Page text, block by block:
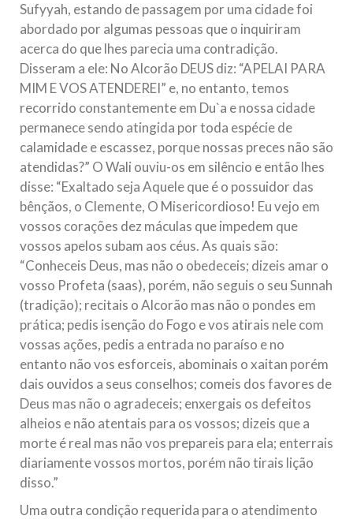
Sufyyah, estando de passagem por uma cidade foi
abordado por algumas pessoas que o inquiriram
acerca do que lhes parecia uma contradição.
Disseram a ele: No Alcorão DEUS diz: “APELAI PARA
MIM E VOS ATENDEREI” e, no entanto, temos
recorrido constantemente em Du`a e nossa cidade
permanece sendo atingida por toda espécie de
calamidade e escassez, porque nossas preces não são
atendidas?” O Wali ouviu-os em silêncio e então lhes
disse: “Exaltado seja Aquele que é o possuidor das
bênçãos, o Clemente, O Misericordioso! Eu vejo em
vossos corações dez máculas que impedem que
vossos apelos subam aos céus. As quais são:
“Conheceis Deus, mas não o obedeceis; dizeis amar o
vosso Profeta (saas), porém, não seguis o seu Sunnah
(tradição); recitais o Alcorão mas não o pondes em
prática; pedis isenção do Fogo e vos atirais nele com
vossas ações, pedis a entrada no paraíso e no
entanto não vos esforceis, abominais o xaitan porém
dais ouvidos a seus conselhos; comeis dos favores de
Deus mas não o agradeceis; enxergais os defeitos
alheios e não atentais para os vossos; dizeis que a
morte é real mas não vos prepareis para ela; enterrais
diariamente vossos mortos, porém não tirais lição
disso.”
Uma outra condição requerida para o atendimento